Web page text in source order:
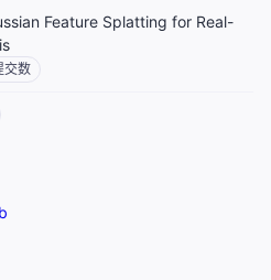
Feature Splatting for Real-
交数